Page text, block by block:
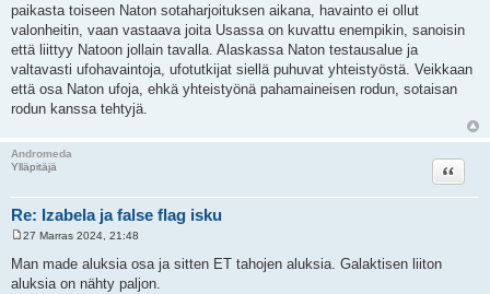
paikasta toiseen Naton sotaharjoituksen aikana, havainto ei ollut
valonheitin, vaan vastaava joita Usassa on kuvattu enempikin, sanoisin
että liittyy Natoon jollain tavalla. Alaskassa Naton testausalue ja
valtavasti ufohavaintoja, ufotutkijat siellä puhuvat yhteistyöstä. Veikkaan
että osa Naton ufoja, ehkä yhteistyönä pahamaineisen rodun, sotaisan
rodun kanssa tehtyjä.
Andromeda
Ylläpitäjä
Re: Izabela ja false flag isku
Lainaa
e
s
27 Marras 2024, 21:48
Man made aluksia osa ja sitten ET tahojen aluksia. Galaktisen liiton
aluksia on nähty paljon.